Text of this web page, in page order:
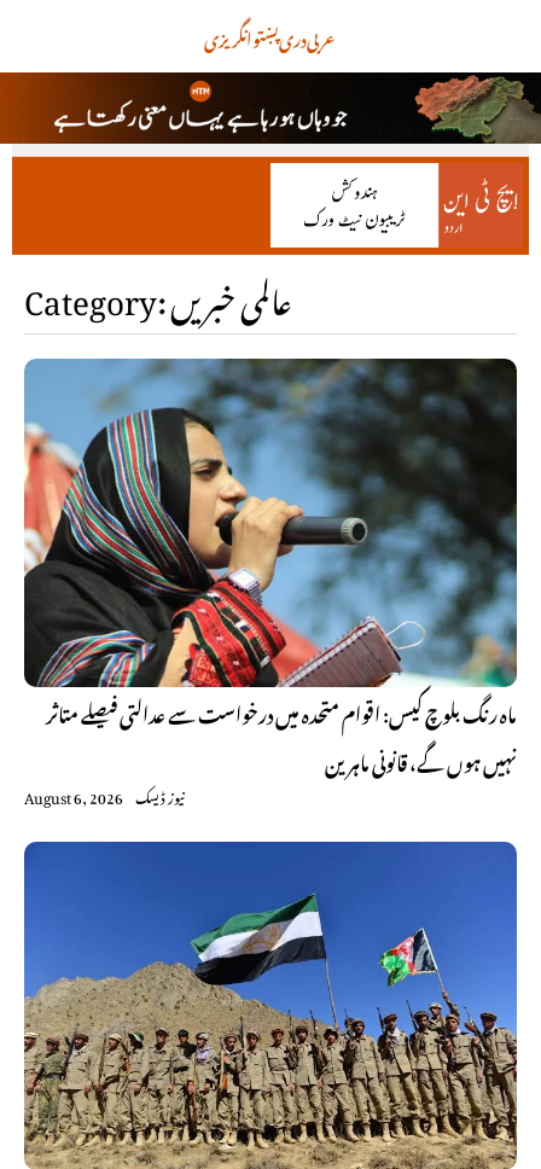
انگریزیپښتودریعربی
Category: عالمی خبریں
ماہ رنگ بلوچ کیس: اقوام متحدہ میں درخواست سے عدالتی فیصلے متاثر
نہیں ہوں گے، قانونی ماہرین
August 6, 2026 نیوز ڈیسک